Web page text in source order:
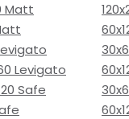
Matt
Levigato
Safe